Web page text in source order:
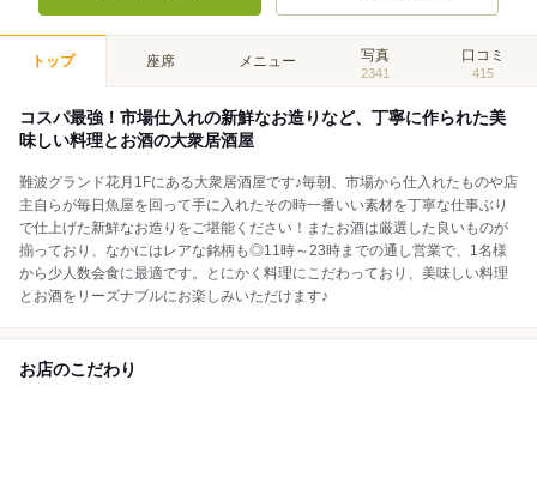
トップ 座席 メニュー 写真
2341
口コミ
415
コスパ最強！市場仕入れの新鮮なお造りなど、丁寧に作られた美
味しい料理とお酒の大衆居酒屋
難波グランド花月1Fにある大衆居酒屋です♪毎朝、市場から仕入れたものや店
主自らが毎日魚屋を回って手に入れたその時一番いい素材を丁寧な仕事ぶり
で仕上げた新鮮なお造りをご堪能ください！またお酒は厳選した良いものが
揃っており、なかにはレアな銘柄も◎11時～23時までの通し営業で、1名様
から少人数会食に最適です。とにかく料理にこだわっており、美味しい料理
とお酒をリーズナブルにお楽しみいただけます♪
お店のこだわり